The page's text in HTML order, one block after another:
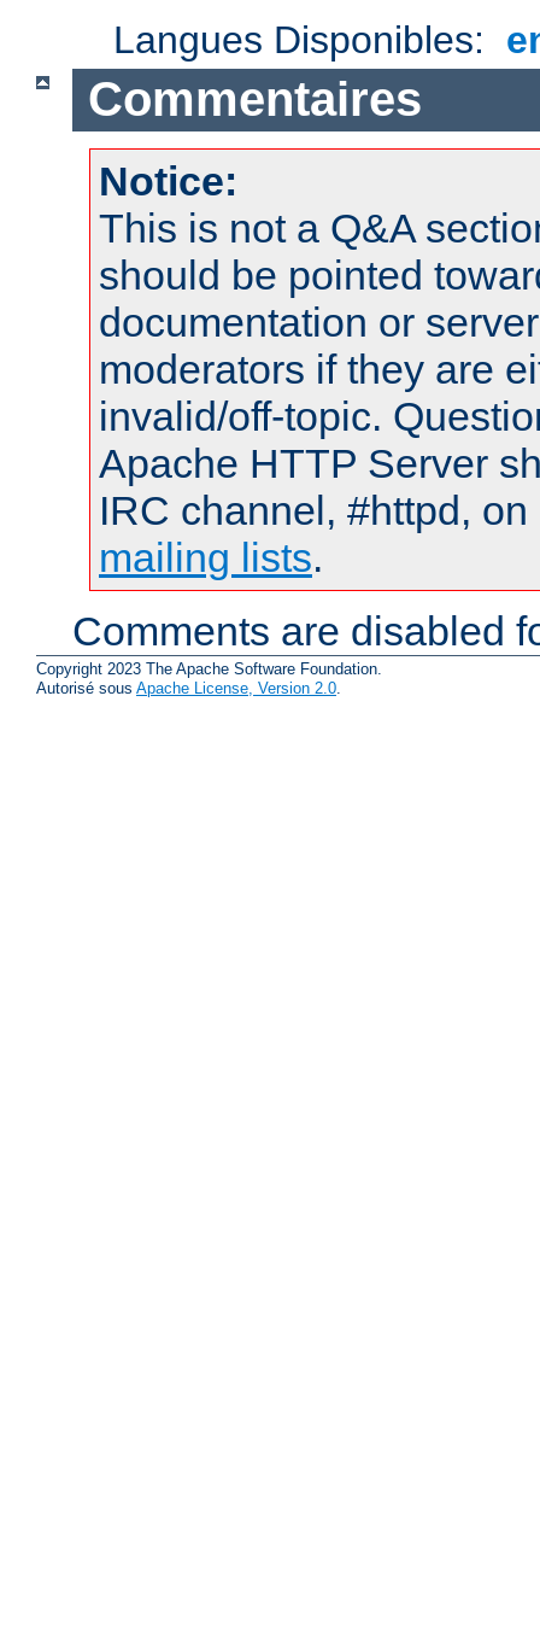
Langues Disponibles:
Commentaires
Notice:
This is not a Q&A
should be pointed
documentation or
moderators if they are
invalid/off-topic.
Apache HTTP Server
IRC channel, #httpd,
mailing lists.
Comments are disabled
Copyright 2023 The Apache Software Foundation.
Autorisé sous Apache License, Version 2.0